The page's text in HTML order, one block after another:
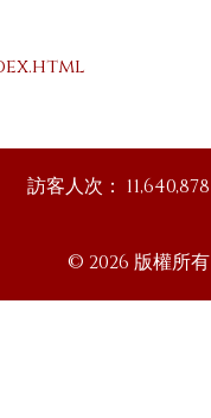
訪客人次： 11,640,878
© 2026 版權所有